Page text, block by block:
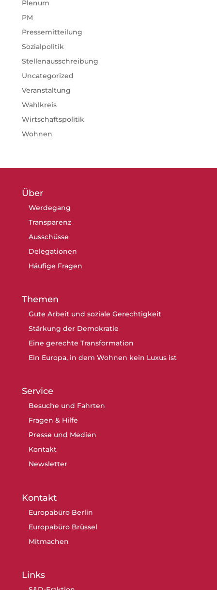
Plenum
PM
Pressemitteilung
Sozialpolitik
Stellenausschreibung
Uncategorized
Veranstaltung
Wahlkreis
Wirtschaftspolitik
Wohnen
Über
Werdegang
Transparenz
Ausschüsse
Delegationen
Häufige Fragen
Themen
Gute Arbeit und soziale Gerechtigkeit
Stärkung der Demokratie
Eine gerechte Transformation
Ein Europa, in dem Wohnen kein Luxus ist
Service
Besuche und Fahrten
Fragen & Hilfe
Presse und Medien
Kontakt
Newsletter
Kontakt
Europabüro Berlin
Europabüro Brüssel
Mitmachen
Links